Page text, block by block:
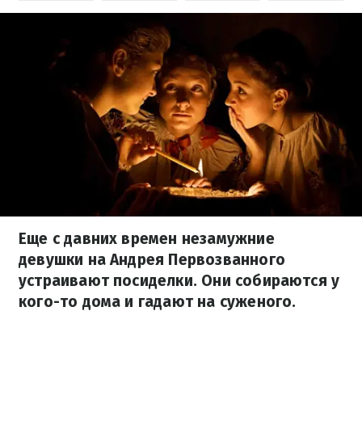
Еще с давних времен незамужние
девушки на Андрея Первозванного
устраивают посиделки. Они собираются у
кого-то дома и гадают на суженого.